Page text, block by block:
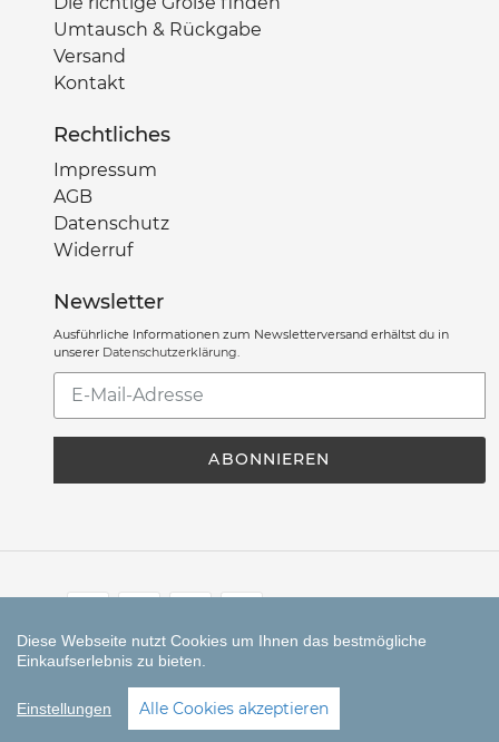
Umtausch & Rückgabe
Versand
Kontakt
Rechtliches
Impressum
AGB
Datenschutz
Widerruf
Newsletter
Ausführliche Informationen zum Newsletterversand erhältst du in
unserer Datenschutzerklärung.
Abonniere
unsere
ABONNIEREN
Zahlungsarten
© CORALLI seit 2023
Diese Webseite nutzt Cookies um Ihnen das bestmögliche
Einkaufserlebnis zu bieten.
Einstellungen Alle Cookies akzeptieren
aus
Bewertungen bei: google.de ⓘ